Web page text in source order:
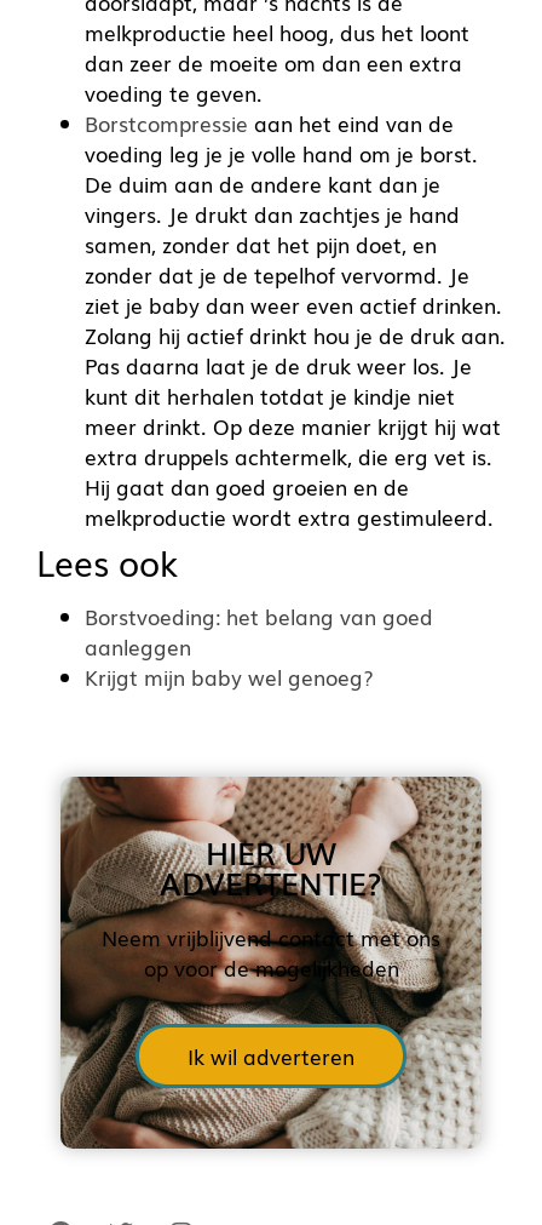
melkproductie heel hoog, dus het loont
dan zeer de moeite om dan een extra
voeding te geven.
Borstcompressie aan het eind van de
voeding leg je je volle hand om je borst.
De duim aan de andere kant dan je
vingers. Je drukt dan zachtjes je hand
samen, zonder dat het pijn doet, en
zonder dat je de tepelhof vervormd. Je
ziet je baby dan weer even actief drinken.
Zolang hij actief drinkt hou je de druk aan.
Pas daarna laat je de druk weer los. Je
kunt dit herhalen totdat je kindje niet
meer drinkt. Op deze manier krijgt hij wat
extra druppels achtermelk, die erg vet is.
Hij gaat dan goed groeien en de
melkproductie wordt extra gestimuleerd.
Lees ook
Borstvoeding: het belang van goed
aanleggen
Krijgt mijn baby wel genoeg?
HIER UW
ADVERTENTIE?
Neem vrijblijvend contact met ons
op voor de mogelijkheden
Ik wil adverteren